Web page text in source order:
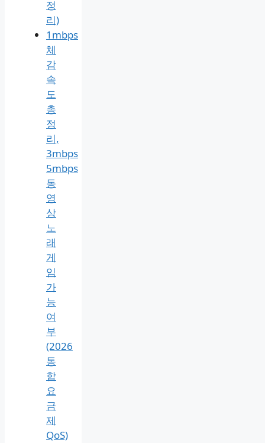
정
리)
1mbps
체
감
속
도
총
정
리,
3mbps
5mbps
동
영
상
노
래
게
임
가
능
여
부
(2026
통
합
요
금
제
QoS)